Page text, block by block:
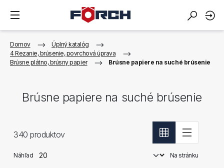
Domov
Úplný katalóg
4 Rezanie, brúsenie, povrchová úprava
Brúsne plátno, brúsny papier
Brúsne papiere na suché brúsenie
Brúsne papiere na suché brúsenie
340 produktov
Náhľad Na stránku